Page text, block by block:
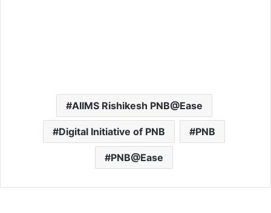
AIIMS Rishikesh PNB@Ease
Digital Initiative of PNB PNB
PNB@Ease